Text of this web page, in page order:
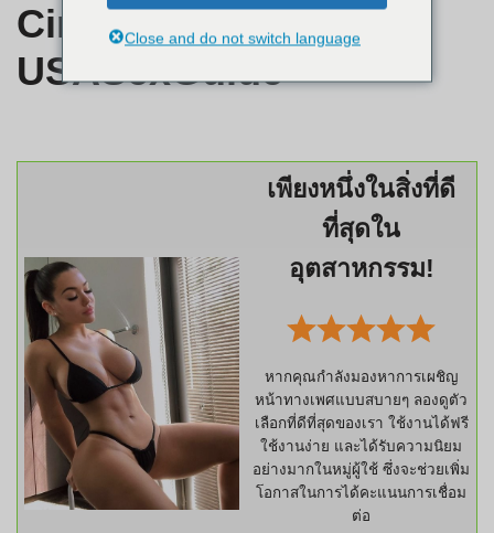
Cincinnati
USASexGuide
เพียงหนึ่งในสิ่งที่ดี
ที่สุดใน
อุตสาหกรรม!
หากคุณกำลังมองหาการเผชิญ
หน้าทางเพศแบบสบายๆ ลองดูตัว
เลือกที่ดีที่สุดของเรา ใช้งานได้ฟรี
ใช้งานง่าย และได้รับความนิยม
อย่างมากในหมู่ผู้ใช้ ซึ่งจะช่วยเพิ่ม
โอกาสในการได้คะแนนการเชื่อม
ต่อ
Close and do not switch language